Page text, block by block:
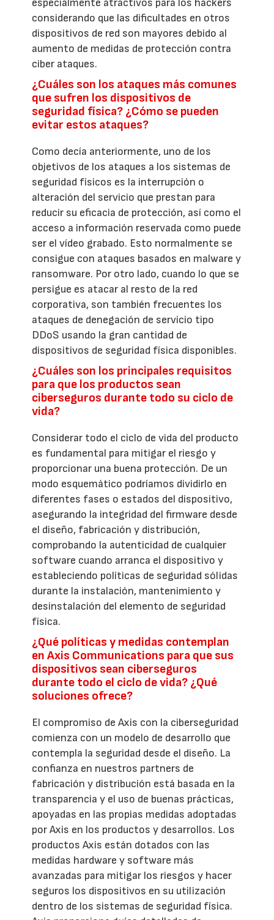
especialmente atractivos para los hackers
considerando que las dificultades en otros
dispositivos de red son mayores debido al
aumento de medidas de protección contra
ciber ataques.
¿Cuáles son los ataques más comunes
que sufren los dispositivos de
seguridad física? ¿Cómo se pueden
evitar estos ataques?
Como decía anteriormente, uno de los
objetivos de los ataques a los sistemas de
seguridad físicos es la interrupción o
alteración del servicio que prestan para
reducir su eficacia de protección, así como el
acceso a información reservada como puede
ser el vídeo grabado. Esto normalmente se
consigue con ataques basados en malware y
ransomware. Por otro lado, cuando lo que se
persigue es atacar al resto de la red
corporativa, son también frecuentes los
ataques de denegación de servicio tipo
DDoS usando la gran cantidad de
dispositivos de seguridad física disponibles.
¿Cuáles son los principales requisitos
para que los productos sean
ciberseguros durante todo su ciclo de
vida?
Considerar todo el ciclo de vida del producto
es fundamental para mitigar el riesgo y
proporcionar una buena protección. De un
modo esquemático podríamos dividirlo en
diferentes fases o estados del dispositivo,
asegurando la integridad del firmware desde
el diseño, fabricación y distribución,
comprobando la autenticidad de cualquier
software cuando arranca el dispositivo y
estableciendo políticas de seguridad sólidas
durante la instalación, mantenimiento y
desinstalación del elemento de seguridad
física.
¿Qué políticas y medidas contemplan
en Axis Communications para que sus
dispositivos sean ciberseguros
durante todo el ciclo de vida? ¿Qué
soluciones ofrece?
El compromiso de Axis con la ciberseguridad
comienza con un modelo de desarrollo que
contempla la seguridad desde el diseño. La
confianza en nuestros partners de
fabricación y distribución está basada en la
transparencia y el uso de buenas prácticas,
apoyadas en las propias medidas adoptadas
por Axis en los productos y desarrollos. Los
productos Axis están dotados con las
medidas hardware y software más
avanzadas para mitigar los riesgos y hacer
seguros los dispositivos en su utilización
dentro de los sistemas de seguridad física.